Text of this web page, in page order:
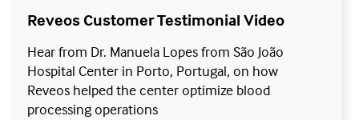
Reveos Customer Testimonial Video
Hear from Dr. Manuela Lopes from São João
Hospital Center in Porto, Portugal, on how
Reveos helped the center optimize blood
processing operations